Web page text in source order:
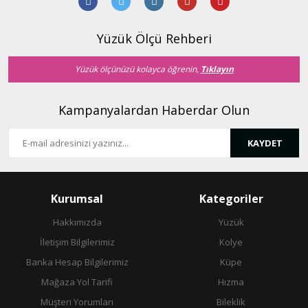
Ürün fiyatı diğer sitelerden daha pahalı.
Bu ürüne benzer farklı alternatifler olmalı.
Yüzük Ölçü Rehberi
Yüzük ölçünüzü kolayca öğrenin, Tıklayın
Kampanyalardan Haberdar Olun
KAYDET
Kurumsal
Hakkımızda
İletişim Bilgilerimiz
Banka Hesap Bilgilerimiz
Mağaza Yol Tarifi
Müşteri Yorumları
Kategoriler
Yüzük
Kolye
Küpe
Hızma
Bileklik